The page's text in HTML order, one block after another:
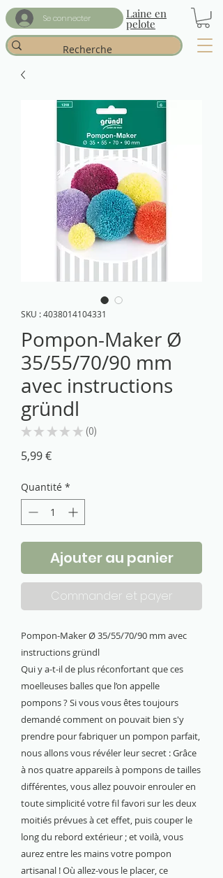
Se connecter Laine en
pelote
SKU : 4038014104331
Pompon-Maker Ø
35/55/70/90 mm
avec instructions
gründl
★ ★ ★ ★ ★ 0
0
5,99 €Prix
Quantité *
Ajouter au panier
Commander et payer
Pompon-Maker Ø 35/55/70/90 mm avec
instructions gründl
Qui y a-t-il de plus réconfortant que ces
moelleuses balles que l’on appelle
pompons ? Si vous vous êtes toujours
demandé comment on pouvait bien s'y
prendre pour fabriquer un pompon parfait,
nous allons vous révéler leur secret : Grâce
à nos quatre appareils à pompons de tailles
différentes, vous allez pouvoir enrouler en
toute simplicité votre fil favori sur les deux
moitiés prévues à cet effet, puis couper le
long du rebord extérieur ; et voilà, vous
aurez entre les mains votre pompon
artisanal ! Où allez-vous le placer, ce